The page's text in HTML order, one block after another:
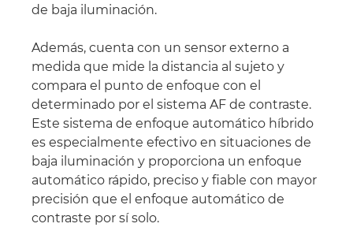
de baja iluminación.
Además, cuenta con un sensor externo a
medida que mide la distancia al sujeto y
compara el punto de enfoque con el
determinado por el sistema AF de contraste.
Este sistema de enfoque automático híbrido
es especialmente efectivo en situaciones de
baja iluminación y proporciona un enfoque
automático rápido, preciso y fiable con mayor
precisión que el enfoque automático de
contraste por sí solo.